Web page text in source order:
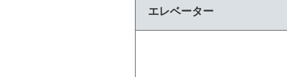
エレベーター